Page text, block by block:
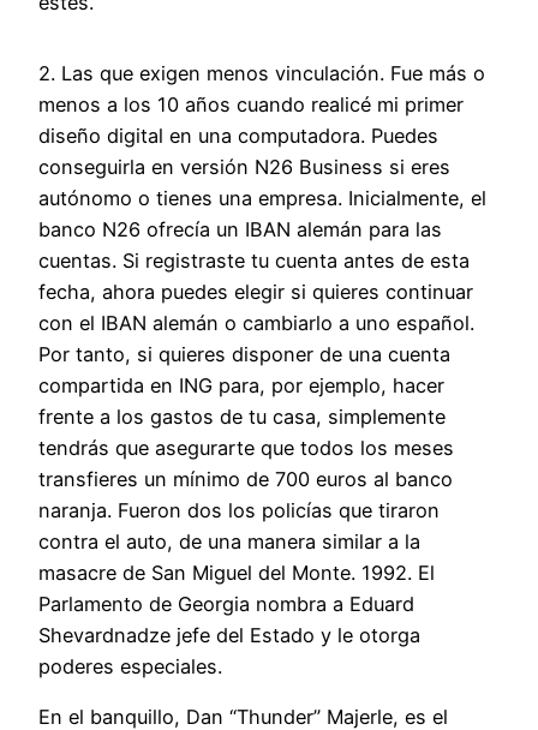
2. Las que exigen menos vinculación. Fue más o
menos a los 10 años cuando realicé mi primer
diseño digital en una computadora. Puedes
conseguirla en versión N26 Business si eres
autónomo o tienes una empresa. Inicialmente, el
banco N26 ofrecía un IBAN alemán para las
cuentas. Si registraste tu cuenta antes de esta
fecha, ahora puedes elegir si quieres continuar
con el IBAN alemán o cambiarlo a uno español.
Por tanto, si quieres disponer de una cuenta
compartida en ING para, por ejemplo, hacer
frente a los gastos de tu casa, simplemente
tendrás que asegurarte que todos los meses
transfieres un mínimo de 700 euros al banco
naranja. Fueron dos los policías que tiraron
contra el auto, de una manera similar a la
masacre de San Miguel del Monte. 1992. El
Parlamento de Georgia nombra a Eduard
Shevardnadze jefe del Estado y le otorga
poderes especiales.
En el banquillo, Dan “Thunder” Majerle, es el